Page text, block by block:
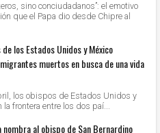
sino conciudadanos”: el emotivo
que el Papa dio desde Chipre al
de los Estados Unidos y México
muertos en busca de una vida
los obispos de Estados Unidos y
frontera entre los dos paí...
nombra al obispo de San Bernardino